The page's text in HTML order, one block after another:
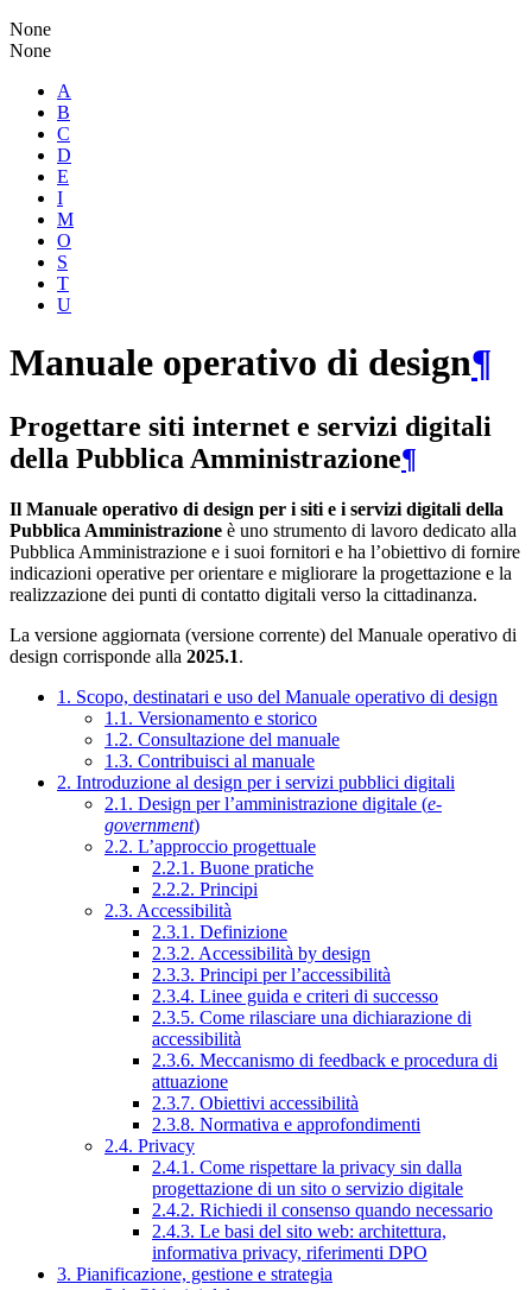
None
None
A
B
C
D
E
I
M
O
S
T
U
Manuale operativo di design¶
Progettare siti internet e servizi digitali
della Pubblica Amministrazione¶
Il Manuale operativo di design per i siti e i servizi digitali della
Pubblica Amministrazione è uno strumento di lavoro dedicato alla
Pubblica Amministrazione e i suoi fornitori e ha l’obiettivo di fornire
indicazioni operative per orientare e migliorare la progettazione e la
realizzazione dei punti di contatto digitali verso la cittadinanza.
La versione aggiornata (versione corrente) del Manuale operativo di
design corrisponde alla 2025.1.
1. Scopo, destinatari e uso del Manuale operativo di design
1.1. Versionamento e storico
1.2. Consultazione del manuale
1.3. Contribuisci al manuale
2. Introduzione al design per i servizi pubblici digitali
2.1. Design per l’amministrazione digitale (e-
government)
2.2. L’approccio progettuale
2.2.1. Buone pratiche
2.2.2. Principi
2.3. Accessibilità
2.3.1. Definizione
2.3.2. Accessibilità by design
2.3.3. Principi per l’accessibilità
2.3.4. Linee guida e criteri di successo
2.3.5. Come rilasciare una dichiarazione di
accessibilità
2.3.6. Meccanismo di feedback e procedura di
attuazione
2.3.7. Obiettivi accessibilità
2.3.8. Normativa e approfondimenti
2.4. Privacy
2.4.1. Come rispettare la privacy sin dalla
progettazione di un sito o servizio digitale
2.4.2. Richiedi il consenso quando necessario
2.4.3. Le basi del sito web: architettura,
informativa privacy, riferimenti DPO
3. Pianificazione, gestione e strategia